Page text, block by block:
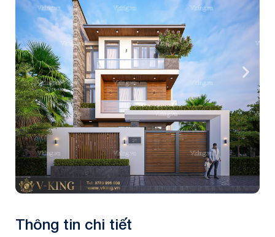
Thông tin chi tiết